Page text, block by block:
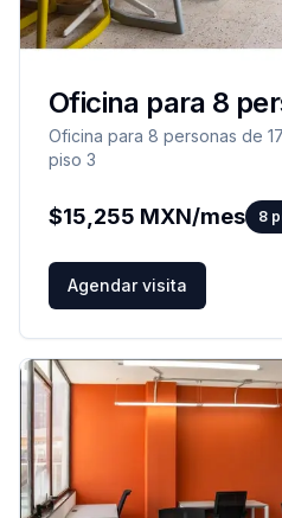
Oficina para 8
Oficina para 8 personas de
piso 3
$15,255 MXN/mes 8
Agendar visita